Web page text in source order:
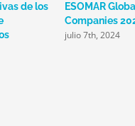
de los
ESOMAR
Companies
julio 7th, 2024